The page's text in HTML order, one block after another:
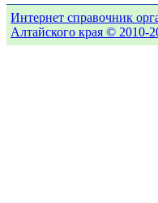
Интернет справочник
Алтайского края © 2010-